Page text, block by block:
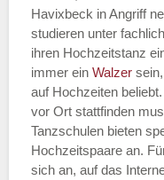
Dienstag
Havixbeck in Angriff
studieren unter
ihren Hochzeitstanz
immer ein Walzer
auf Hochzeiten
vor Ort stattfinden
Tanzschulen bieten
Hochzeitspaare an.
sich an, auf das